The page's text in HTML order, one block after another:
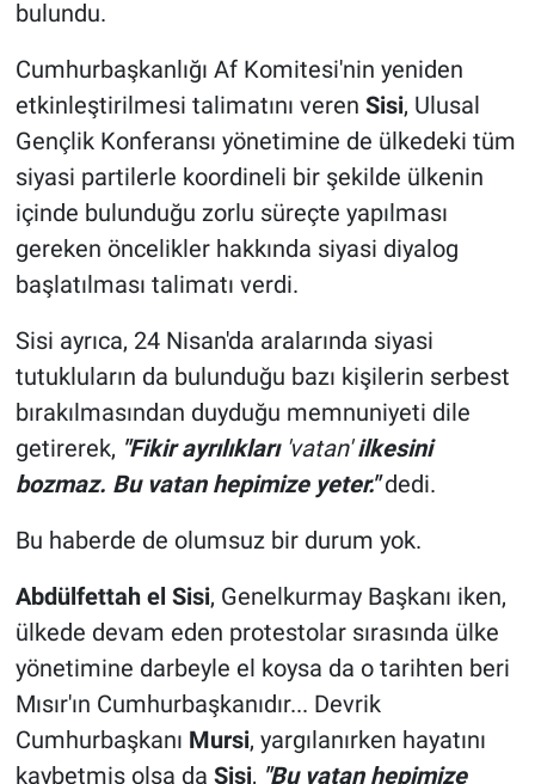
bulundu.
Cumhurbaşkanlığı Af Komitesi'nin yeniden
etkinleştirilmesi talimatını veren Sisi, Ulusal
Gençlik Konferansı yönetimine de ülkedeki tüm
siyasi partilerle koordineli bir şekilde ülkenin
içinde bulunduğu zorlu süreçte yapılması
gereken öncelikler hakkında siyasi diyalog
başlatılması talimatı verdi.
Sisi ayrıca, 24 Nisan'da aralarında siyasi
tutukluların da bulunduğu bazı kişilerin serbest
bırakılmasından duyduğu memnuniyeti dile
getirerek, "Fikir ayrılıkları 'vatan'ilkesini
bozmaz. Bu vatan hepimize yeter."dedi.
Bu haberde de olumsuz bir durum yok.
Abdülfettah el Sisi, Genelkurmay Başkanı iken,
ülkede devam eden protestolar sırasında ülke
yönetimine darbeyle el koysa da o tarihten beri
Mısır'ın Cumhurbaşkanıdır... Devrik
Cumhurbaşkanı Mursi, yargılanırken hayatını
kaybetmiş olsa da Sisi, "Bu vatan hepimize